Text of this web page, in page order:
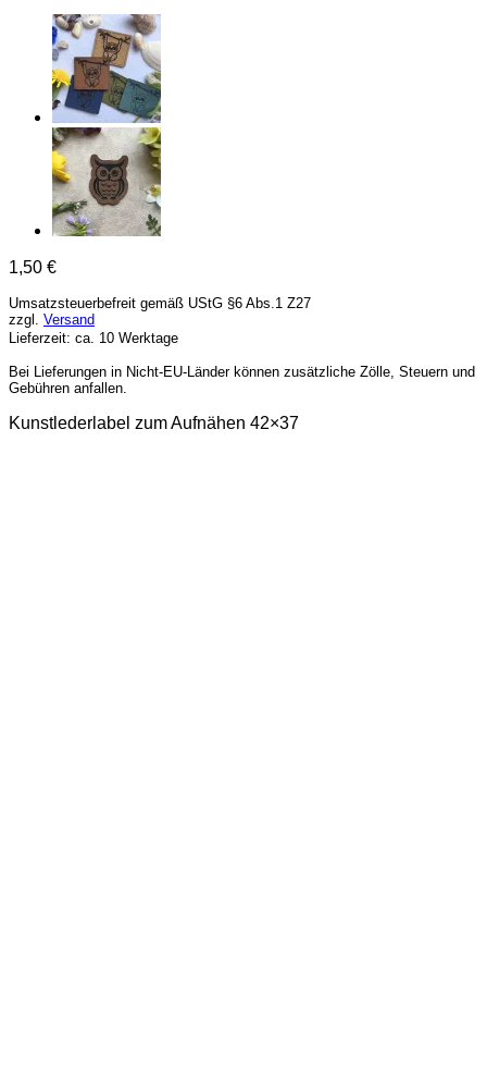
1,50 €
Umsatzsteuerbefreit gemäß UStG §6 Abs.1 Z27
zzgl. Versand
Lieferzeit: ca. 10 Werktage
Bei Lieferungen in Nicht-EU-Länder können zusätzliche Zölle, Steuern und
Gebühren anfallen.
Kunstlederlabel zum Aufnähen 42×37